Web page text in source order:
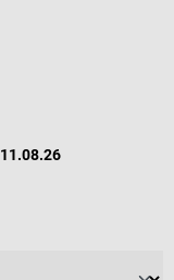
11.08.26